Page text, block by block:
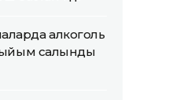
алкоголь
салынды